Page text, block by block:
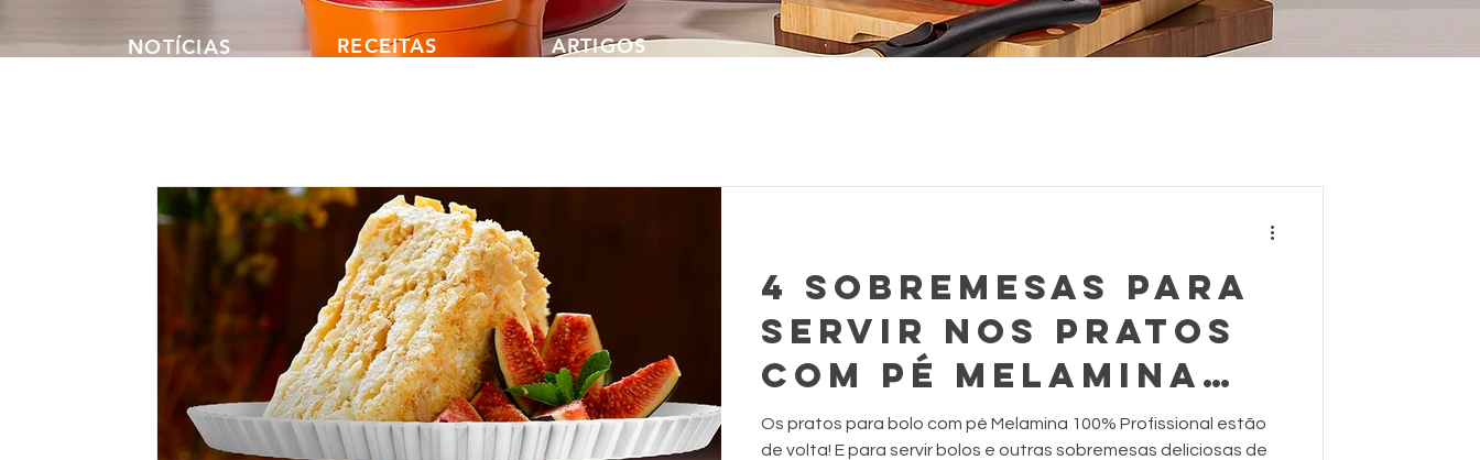
RECEITAS ARTIGOS
NOTÍCIAS
4 SOBREMESAS PARA
SERVIR NOS PRATOS
COM PÉ MELAMINA
PROFISSIONAL
Os pratos para bolo com pé Melamina 100% Profissional estão
de volta! E para servir bolos e outras sobremesas deliciosas de